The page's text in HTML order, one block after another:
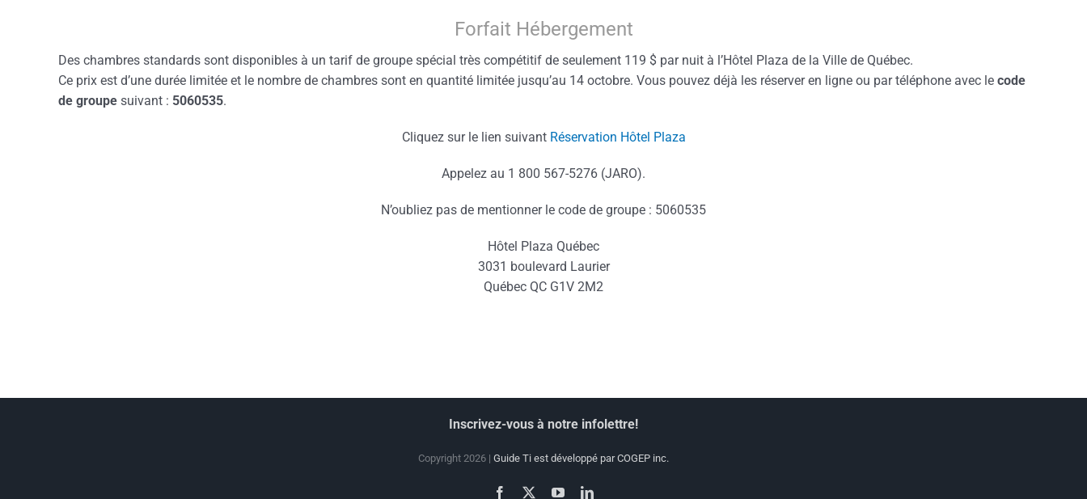
Forfait Hébergement
Des chambres standards sont disponibles à un tarif de groupe spécial très compétitif de seulement 119 $ par nuit à l’Hôtel Plaza de la Ville de Québec.
Ce prix est d’une durée limitée et le nombre de chambres sont en quantité limitée jusqu’au 14 octobre. Vous pouvez déjà les réserver en ligne ou par téléphone avec le code
de groupe suivant : 5060535.
Cliquez sur le lien suivant Réservation Hôtel Plaza
Appelez au 1 800 567-5276 (JARO).
N’oubliez pas de mentionner le code de groupe : 5060535
Hôtel Plaza Québec
3031 boulevard Laurier
Québec QC G1V 2M2
Inscrivez-vous à notre infolettre!
Copyright 2026 | Guide Ti est développé par COGEP inc.
Facebook YouTubeLinkedIn